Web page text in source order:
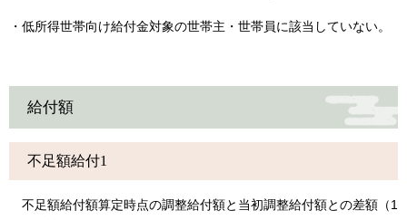
・低所得世帯向け給付金対象の世帯主・世帯員に該当していない。
給付額
不足額給付1
不足額給付額算定時点の調整給付額と当初調整給付額との差額（1